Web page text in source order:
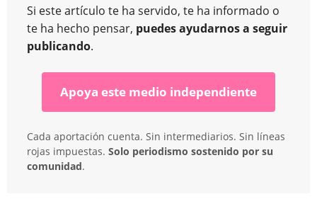
Si este artículo te ha servido, te ha informado o
te ha hecho pensar, puedes ayudarnos a seguir
publicando.
Apoya este medio independiente
Cada aportación cuenta. Sin intermediarios. Sin líneas
rojas impuestas. Solo periodismo sostenido por su
comunidad.